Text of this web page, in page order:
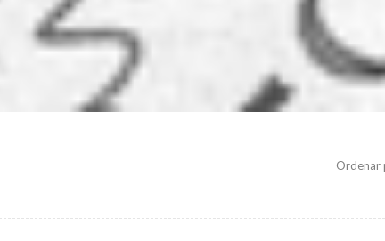
Ordenar